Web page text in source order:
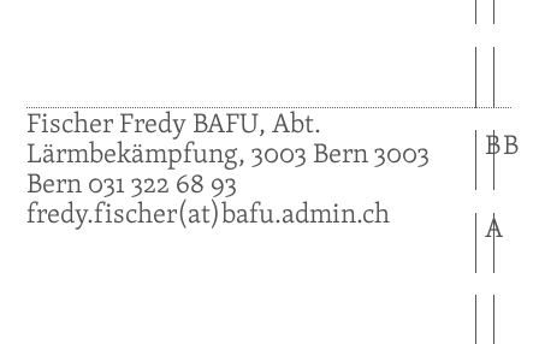
FischerFredyBAFU, Abt.
Lärmbekämpfung, 3003 Bern3003
Bern031 322 68 93
fredy.fischer(at)bafu.admin.ch
BB
A